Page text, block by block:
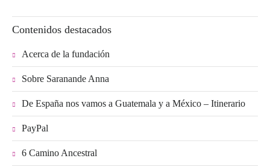
Contenidos destacados
Acerca de la fundación
Sobre Saranande Anna
De España nos vamos a Guatemala y a México – Itinerario
PayPal
6 Camino Ancestral